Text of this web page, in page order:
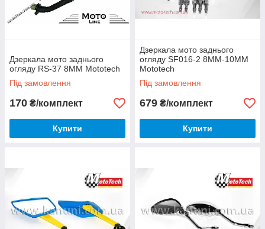
Дзеркала мото заднього
огляду RS-37 8ММ Mototech
Під замовлення
170 ₴/комплект
Купити
Дзеркала мото заднього
огляду SF016-2 8ММ-10ММ
Mototech
Під замовлення
679 ₴/комплект
Купити